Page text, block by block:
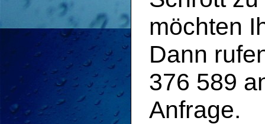
möchten
Dann
376 589
Anfrage.